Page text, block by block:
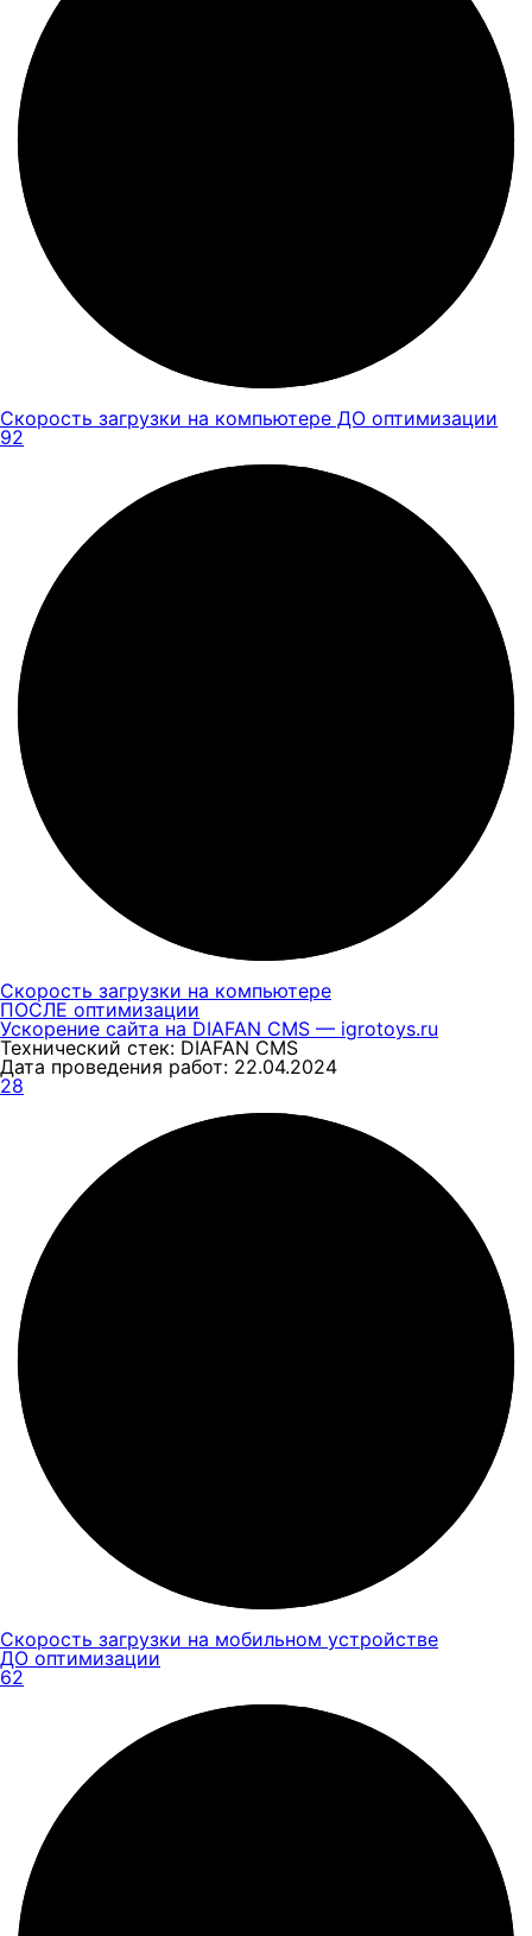
Скорость загрузки на компьютере ДО оптимизации
92
Скорость загрузки на компьютере
ПОСЛЕ оптимизации
Ускорение сайта на DIAFAN CMS — igrotoys.ru
Технический стек: DIAFAN CMS
Дата проведения работ: 22.04.2024
28
Скорость загрузки на мобильном устройстве
ДО оптимизации
62